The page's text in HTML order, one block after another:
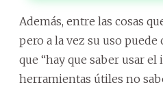
Además, entre las cosas
pero a la vez su uso puede
que “hay que saber usar el
herramientas útiles no